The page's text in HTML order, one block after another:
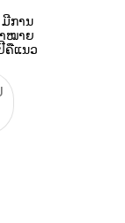
ມີການ
ໝາຍ
ຄືແນວ